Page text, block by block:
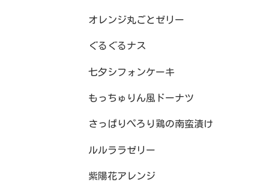
オレンジ丸ごとゼリー
ぐるぐるナス
七夕シフォンケーキ
もっちゅりん風ドーナツ
さっぱりぺろり鶏の南蛮漬け
ルルララゼリー
紫陽花アレンジ